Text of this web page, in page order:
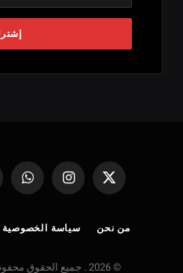
X
الانستغرامواتساب
من نحن سياسة الخصوصية
© 2026 . جميع الحقوق محفوظة بواسطة